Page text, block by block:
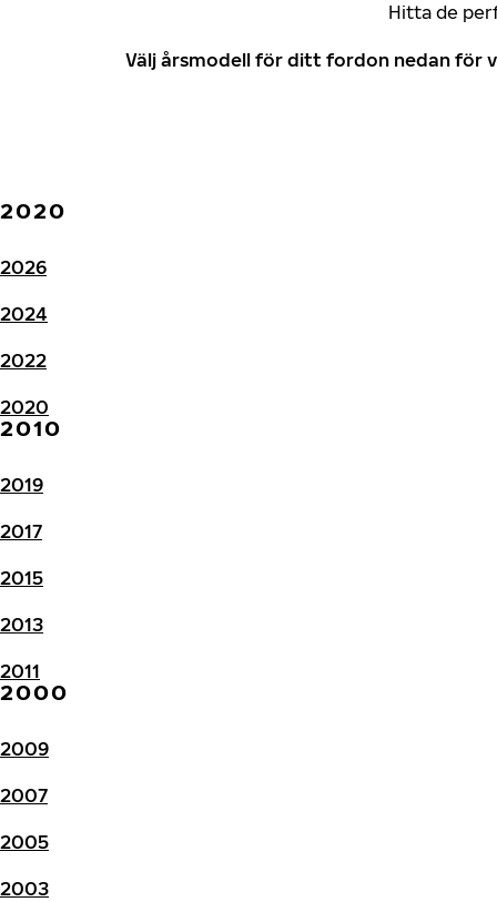
Hitta de
Välj årsmodell för ditt fordon nedan för
2020
2026
2024
2022
2020
2010
2019
2017
2015
2013
2011
2000
2009
2007
2005
2003